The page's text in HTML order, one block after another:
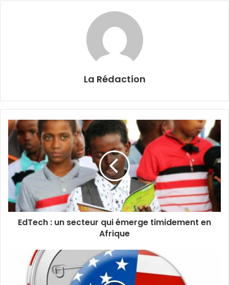
La Rédaction
EdTech : un secteur qui émerge timidement en
Afrique